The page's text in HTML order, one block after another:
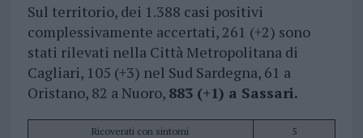
Sul territorio, dei 1.388 casi positivi
complessivamente accertati, 261 (+2) sono
stati rilevati nella Città Metropolitana di
Cagliari, 105 (+3) nel Sud Sardegna, 61 a
Oristano, 82 a Nuoro, 883 (+1) a Sassari.
Ricoverati con sintomi
5